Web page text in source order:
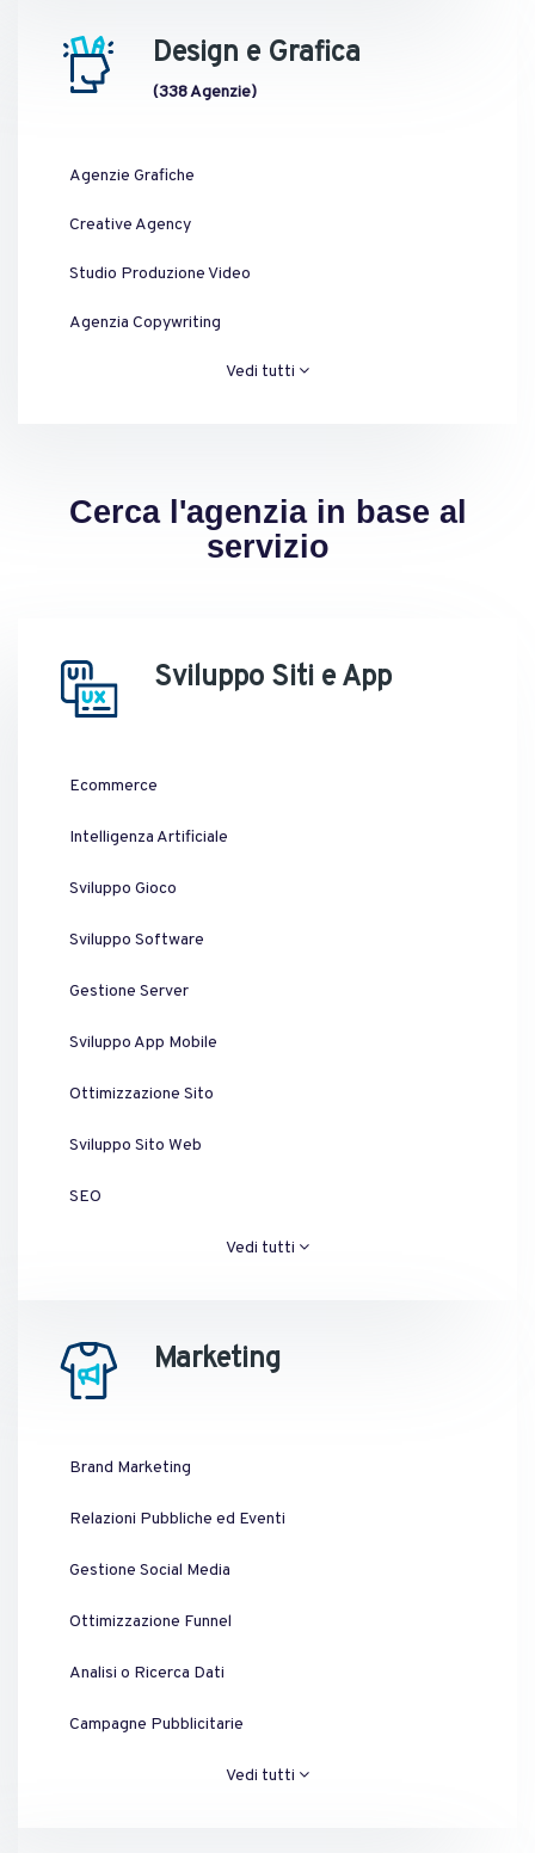
Design e Grafica
(338 Agenzie)
Agenzie Grafiche
Creative Agency
Studio Produzione Video
Agenzia Copywriting
Vedi tutti
Cerca l'agenzia in base al
servizio
Sviluppo Siti e App
Ecommerce
Intelligenza Artificiale
Sviluppo Gioco
Sviluppo Software
Gestione Server
Sviluppo App Mobile
Ottimizzazione Sito
Sviluppo Sito Web
SEO
Vedi tutti
Marketing
Brand Marketing
Relazioni Pubbliche ed Eventi
Gestione Social Media
Ottimizzazione Funnel
Analisi o Ricerca Dati
Campagne Pubblicitarie
Vedi tutti